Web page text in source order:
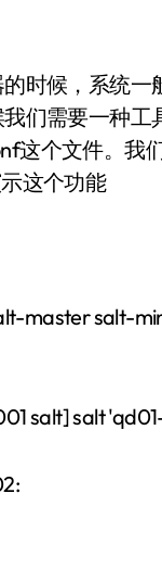
时候，系统
们需要一种
这个文件。我
这个功能
master salt-
salt] salt